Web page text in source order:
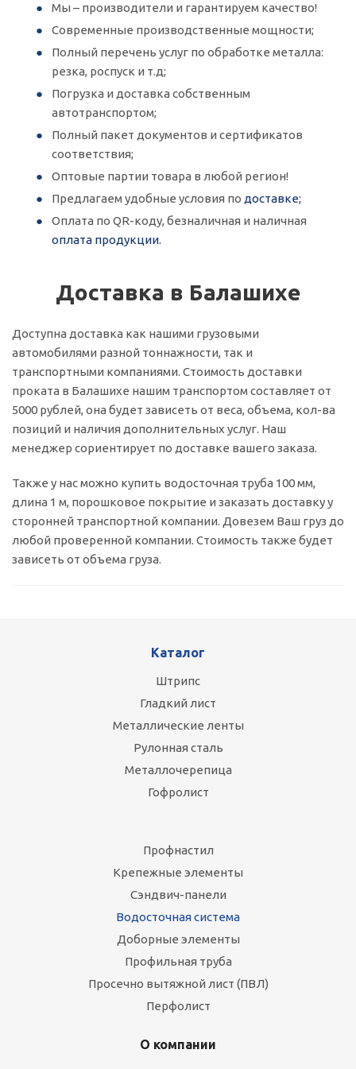
Мы – производители и гарантируем качество!
Современные производственные мощности;
Полный перечень услуг по обработке металла:
резка, роспуск и т.д;
Погрузка и доставка собственным
автотранспортом;
Полный пакет документов и сертификатов
соответствия;
Оптовые партии товара в любой регион!
Предлагаем удобные условия по доставке;
Оплата по QR-коду, безналичная и наличная
оплата продукции.
Доставка в Балашихе
Доступна доставка как нашими грузовыми
автомобилями разной тоннажности, так и
транспортными компаниями. Стоимость доставки
проката в Балашихе нашим транспортом составляет от
5000 рублей, она будет зависеть от веса, объема, кол-ва
позиций и наличия дополнительных услуг. Наш
менеджер сориентирует по доставке вашего заказа.
Также у нас можно купить водосточная труба 100 мм,
длина 1 м, порошковое покрытие и заказать доставку у
сторонней транспортной компании. Довезем Ваш груз до
любой проверенной компании. Стоимость также будет
зависеть от объема груза.
Каталог
Штрипс
Гладкий лист
Металлические ленты
Рулонная сталь
Металлочерепица
Гофролист
Профнастил
Крепежные элементы
Сэндвич-панели
Водосточная система
Доборные элементы
Профильная труба
Просечно вытяжной лист (ПВЛ)
Перфолист
О компании